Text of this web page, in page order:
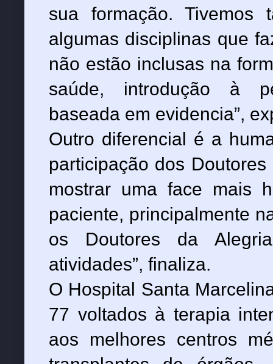
sua formação. Tivemos
algumas disciplinas que
não estão inclusas na
saúde, introdução à
baseada em evidencia”,
Outro diferencial é a
participação dos
mostrar uma face mais
paciente, principalmente
os Doutores da
atividades”, finaliza.
O Hospital Santa
77 voltados à terapia
aos melhores centros